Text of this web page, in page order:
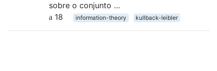
sobre o conjunto …
18
information-theory kullback-leibler